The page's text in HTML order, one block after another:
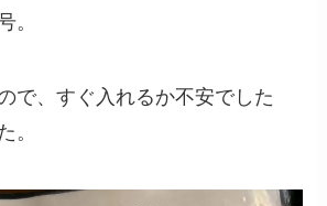
。
で、すぐ入れるか不安でした
。